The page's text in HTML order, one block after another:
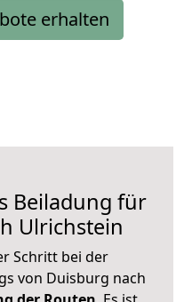
erhalten
Beiladung für
Ulrichstein
Schritt bei der
von Duisburg nach